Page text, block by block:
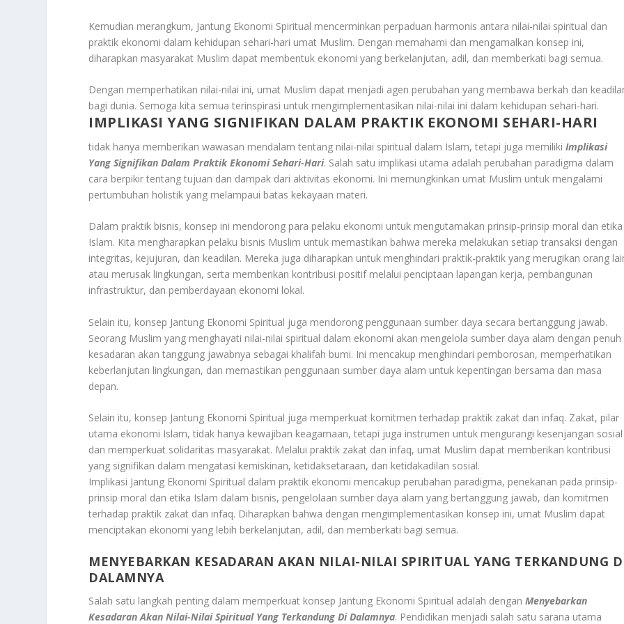
Kemudian merangkum, Jantung Ekonomi Spiritual mencerminkan perpaduan harmonis antara nilai-nilai spiritual dan
praktik ekonomi dalam kehidupan sehari-hari umat Muslim. Dengan memahami dan mengamalkan konsep ini,
diharapkan masyarakat Muslim dapat membentuk ekonomi yang berkelanjutan, adil, dan memberkati bagi semua.
Dengan memperhatikan nilai-nilai ini, umat Muslim dapat menjadi agen perubahan yang membawa berkah dan
bagi dunia. Semoga kita semua terinspirasi untuk mengimplementasikan nilai-nilai ini dalam kehidupan sehari-hari.
IMPLIKASI YANG SIGNIFIKAN DALAM PRAKTIK EKONOMI SEHARI-HARI
tidak hanya memberikan wawasan mendalam tentang nilai-nilai spiritual dalam Islam, tetapi juga memilikiImplikasi
Yang Signifikan Dalam Praktik Ekonomi Sehari-Hari. Salah satu implikasi utama adalah perubahan paradigma dalam
cara berpikir tentang tujuan dan dampak dari aktivitas ekonomi. Ini memungkinkan umat Muslim untuk mengalami
pertumbuhan holistik yang melampaui batas kekayaan materi.
Dalam praktik bisnis, konsep ini mendorong para pelaku ekonomi untuk mengutamakan prinsip-prinsip moral dan etika
Islam. Kita mengharapkan pelaku bisnis Muslim untuk memastikan bahwa mereka melakukan setiap transaksi dengan
integritas, kejujuran, dan keadilan. Mereka juga diharapkan untuk menghindari praktik-praktik yang merugikan orang
atau merusak lingkungan, serta memberikan kontribusi positif melalui penciptaan lapangan kerja, pembangunan
infrastruktur, dan pemberdayaan ekonomi lokal.
Selain itu, konsep Jantung Ekonomi Spiritual juga mendorong penggunaan sumber daya secara bertanggung jawab.
Seorang Muslim yang menghayati nilai-nilai spiritual dalam ekonomi akan mengelola sumber daya alam dengan penuh
kesadaran akan tanggung jawabnya sebagai khalifah bumi. Ini mencakup menghindari pemborosan, memperhatikan
keberlanjutan lingkungan, dan memastikan penggunaan sumber daya alam untuk kepentingan bersama dan masa
depan.
Selain itu, konsep Jantung Ekonomi Spiritual juga memperkuat komitmen terhadap praktik zakat dan infaq. Zakat, pilar
utama ekonomi Islam, tidak hanya kewajiban keagamaan, tetapi juga instrumen untuk mengurangi kesenjangan sosial
dan memperkuat solidaritas masyarakat. Melalui praktik zakat dan infaq, umat Muslim dapat memberikan kontribusi
yang signifikan dalam mengatasi kemiskinan, ketidaksetaraan, dan ketidakadilan sosial.
Implikasi Jantung Ekonomi Spiritual dalam praktik ekonomi mencakup perubahan paradigma, penekanan pada prinsip-
prinsip moral dan etika Islam dalam bisnis, pengelolaan sumber daya alam yang bertanggung jawab, dan komitmen
terhadap praktik zakat dan infaq. Diharapkan bahwa dengan mengimplementasikan konsep ini, umat Muslim dapat
menciptakan ekonomi yang lebih berkelanjutan, adil, dan memberkati bagi semua.
MENYEBARKAN KESADARAN AKAN NILAI-NILAI SPIRITUAL YANG TERKANDUNG
DALAMNYA
Salah satu langkah penting dalam memperkuat konsep Jantung Ekonomi Spiritual adalah denganMenyebarkan
Kesadaran Akan Nilai-Nilai Spiritual Yang Terkandung Di Dalamnya. Pendidikan menjadi salah satu sarana utama